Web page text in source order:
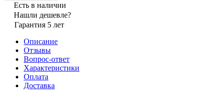
Есть в наличии
Нашли дешевле?
Гарантия 5 лет
Описание
Отзывы
Вопрос-ответ
Характеристики
Оплата
Доставка